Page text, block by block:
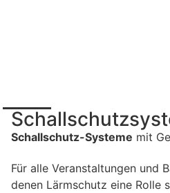
Schallschutz-Systeme mit
Für alle Veranstaltungen und
denen Lärmschutz eine Rolle